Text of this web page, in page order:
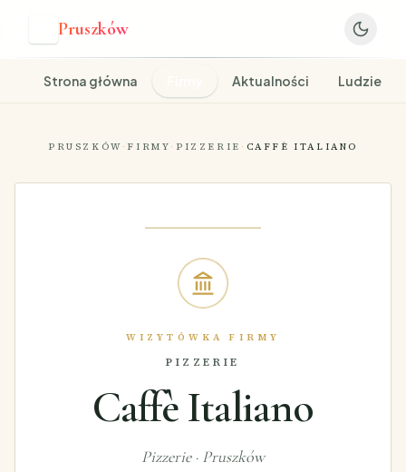
Pruszków
Strona główna Aktualności Ludzie
PRUSZKÓW · FIRMY · PIZZERIE · CAFFÈ ITALIANO
WIZYTÓWKA FIRMY
PIZZERIE
Caffè Italiano
Pizzerie· Pruszków